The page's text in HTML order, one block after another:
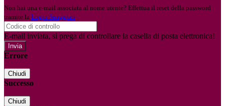
Non hai una e-mail associata al nome utente? Effettua il reset della password
tramite la Login Spaggiari
E-mail inviata, si prega di controllare la casella di posta elettronica!
Errore
Chiudi
Successo
Chiudi